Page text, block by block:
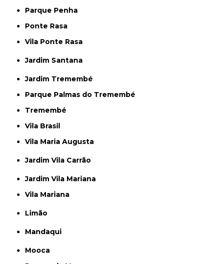
Parque Penha
Ponte Rasa
Vila Ponte Rasa
Jardim Santana
Jardim Tremembé
Parque Palmas do Tremembé
Tremembé
Vila Brasil
Vila Maria Augusta
Jardim Vila Carrão
Jardim Vila Mariana
Vila Mariana
Limão
Mandaqui
Mooca